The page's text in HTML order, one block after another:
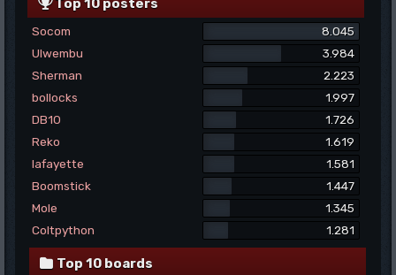
Top 10 posters
Socom
8.045
Ulwembu
3.984
Sherman
2.223
bollocks
1.997
DB10
1.726
Reko
1.619
lafayette
1.581
Boomstick
1.447
Mole
1.345
Coltpython
1.281
Top 10 boards